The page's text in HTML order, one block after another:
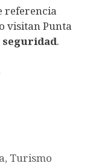
referencia
visitan Punta
.
, Turismo